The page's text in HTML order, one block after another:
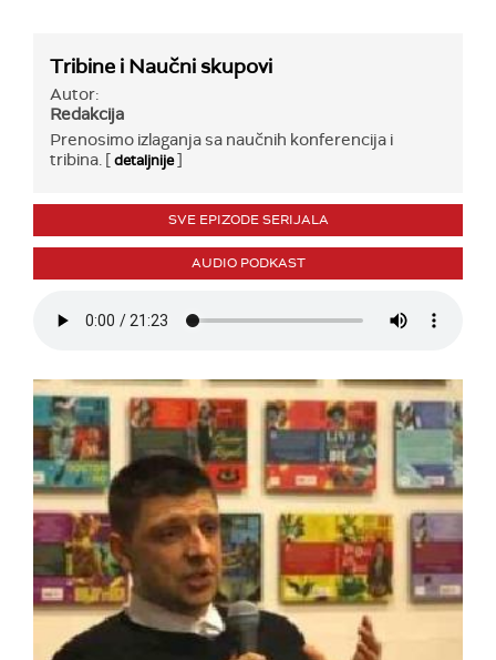
Tribine i Naučni skupovi
Autor:
Redakcija
Prenosimo izlaganja sa naučnih konferencija i
tribina. [detaljnije]
SVE EPIZODE SERIJALA
AUDIO PODKAST